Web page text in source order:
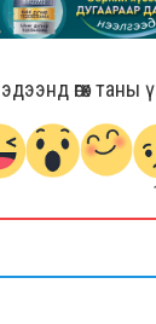
өгөх таны